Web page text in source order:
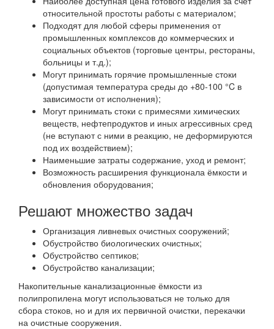
относительной простоты работы с материалом;
Подходят для любой сферы применения от
промышленных комплексов до коммерческих и
социальных объектов (торговые центры, рестораны,
больницы и т.д.);
Могут принимать горячие промышленные стоки
(допустимая температура среды до +80-100 °C в
зависимости от исполнения);
Могут принимать стоки с примесями химических
веществ, нефтепродуктов и иных агрессивных сред
(не вступают с ними в реакцию, не деформируются
под их воздействием);
Наименьшие затраты содержание, уход и ремонт;
Возможность расширения функционала ёмкости и
обновления оборудования;
Решают множество задач
Организация ливневых очистных сооружений;
Обустройство биологических очистных;
Обустройство септиков;
Обустройство канализации;
Накопительные канализационные ёмкости из
полипропилена могут использоваться не только для
сбора стоков, но и для их первичной очистки, перекачки
на очистные сооружения.